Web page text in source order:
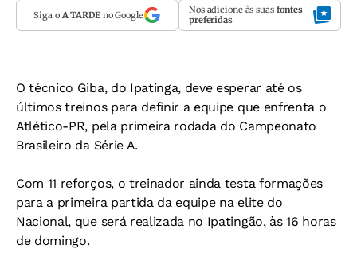
Siga o A TARDEno Google Nos adicione às suas fontes
preferidas
O técnico Giba, do Ipatinga, deve esperar até os
últimos treinos para definir a equipe que enfrenta o
Atlético-PR, pela primeira rodada do Campeonato
Brasileiro da Série A.
Com 11 reforços, o treinador ainda testa formações
para a primeira partida da equipe na elite do
Nacional, que será realizada no Ipatingão, às 16 horas
de domingo.